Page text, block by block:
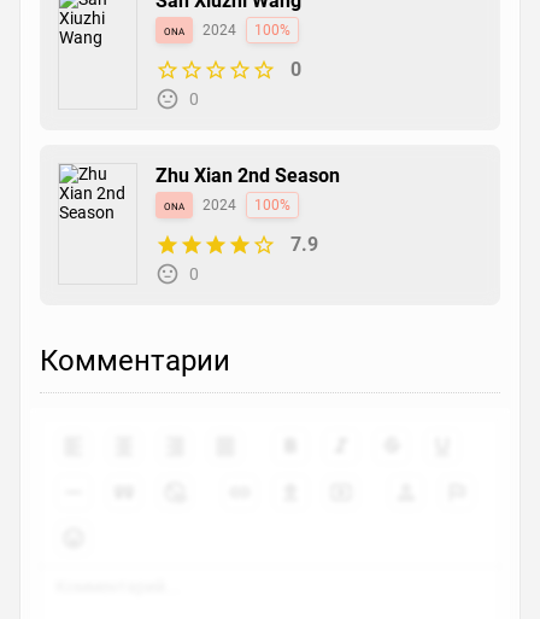
ona 2024 100%
0
0
Zhu Xian 2nd Season
ona 2024 100%
7.9
0
Комментарии